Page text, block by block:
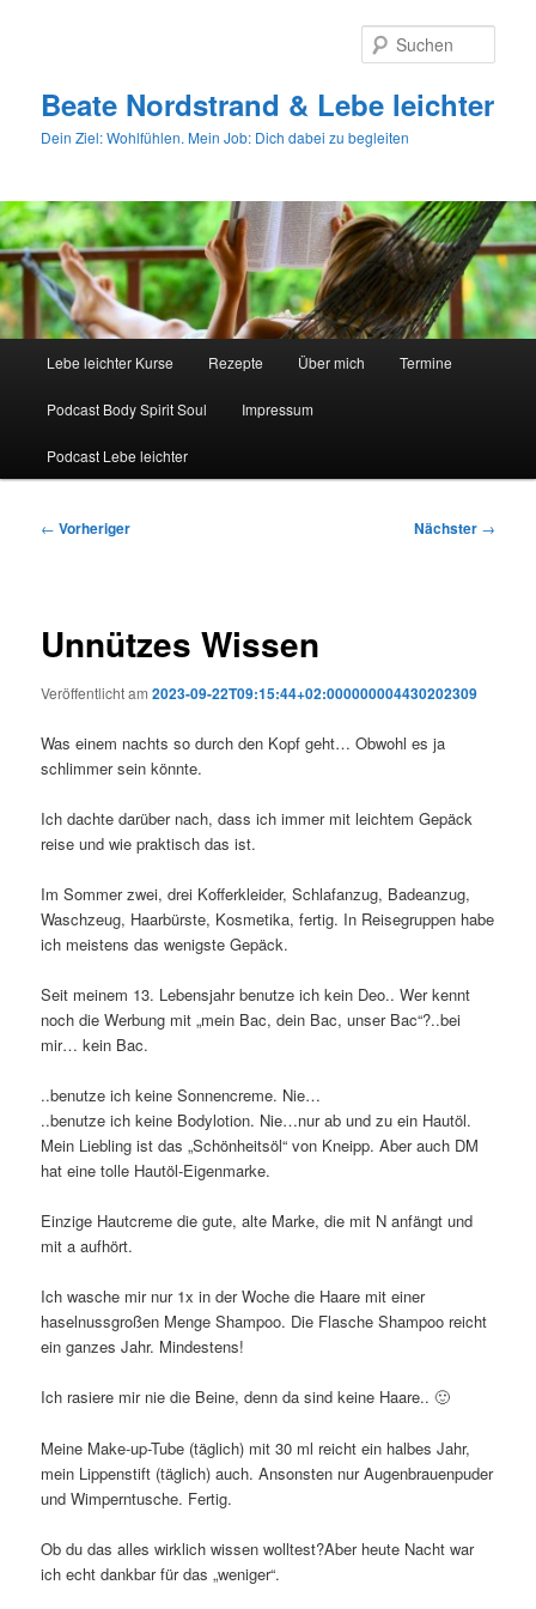
Beate Nordstrand & Lebe leichter
Dein Ziel: Wohlfühlen. Mein Job: Dich dabei zu begleiten
Lebe leichter Kurse Rezepte Über mich Termine
Podcast Body Spirit Soul Impressum
Podcast Lebe leichter
Beitragsnavigation
← Vorheriger Nächster →
Unnützes Wissen
Veröffentlicht am2023-09-22T09:15:44+02:000000004430202309
Was einem nachts so durch den Kopf geht… Obwohl es ja
schlimmer sein könnte.
Ich dachte darüber nach, dass ich immer mit leichtem Gepäck
reise und wie praktisch das ist.
Im Sommer zwei, drei Kofferkleider, Schlafanzug, Badeanzug,
Waschzeug, Haarbürste, Kosmetika, fertig. In Reisegruppen habe
ich meistens das wenigste Gepäck.
Seit meinem 13. Lebensjahr benutze ich kein Deo.. Wer kennt
noch die Werbung mit „mein Bac, dein Bac, unser Bac“?..bei
mir… kein Bac.
..benutze ich keine Sonnencreme. Nie…
..benutze ich keine Bodylotion. Nie…nur ab und zu ein Hautöl.
Mein Liebling ist das „Schönheitsöl“ von Kneipp. Aber auch DM
hat eine tolle Hautöl-Eigenmarke.
Einzige Hautcreme die gute, alte Marke, die mit N anfängt und
mit a aufhört.
Ich wasche mir nur 1x in der Woche die Haare mit einer
haselnussgroßen Menge Shampoo. Die Flasche Shampoo reicht
ein ganzes Jahr. Mindestens!
Ich rasiere mir nie die Beine, denn da sind keine Haare.. 🙂
Meine Make-up-Tube (täglich) mit 30 ml reicht ein halbes Jahr,
mein Lippenstift (täglich) auch. Ansonsten nur Augenbrauenpuder
und Wimperntusche. Fertig.
Ob du das alles wirklich wissen wolltest?Aber heute Nacht war
ich echt dankbar für das „weniger“.